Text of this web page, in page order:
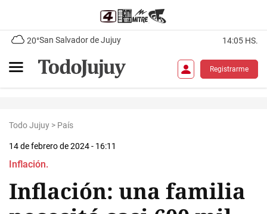
20°San Salvador de Jujuy 14:05 HS.
Registrarme
Todo Jujuy > País
14 de febrero de 2024 - 16:11
Inflación.
Inflación: una familia